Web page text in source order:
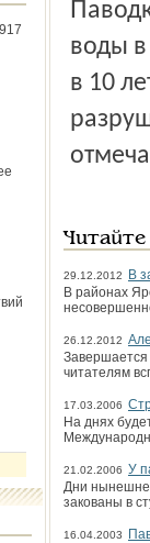
Паводки с критическими или близкими к ним уровнями
воды
в 10
29.12.2012
В
В районах
26.12.2012
Завершается
читателям
17.03.2006
На днях
21.02.2006 У
Дни
закованы в
16.04.2003